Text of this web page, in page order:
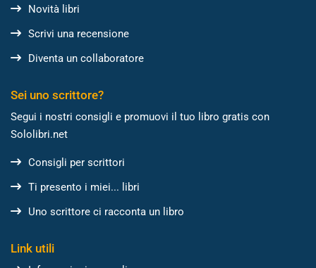
Novità libri
Scrivi una recensione
Diventa un collaboratore
Sei uno scrittore?
Segui i nostri consigli e promuovi il tuo libro gratis con
Sololibri.net
Consigli per scrittori
Ti presento i miei... libri
Uno scrittore ci racconta un libro
Link utili